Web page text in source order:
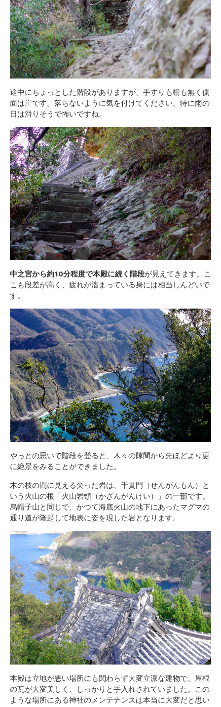
途中にちょっとした階段がありますが、手すりも柵も無く側
面は崖です。落ちないように気を付けてください。特に雨の
日は滑りそうで怖いですね。
中之宮から約10分程度で本殿に続く階段が見えてきます。こ
こも段差が高く、疲れが溜まっている身には相当しんどいで
す。
やっとの思いで階段を登ると、木々の隙間から先ほどより更
に絶景をみることができました。
木の枝の間に見える尖った岩は、千貫門（せんがんもん）と
いう火山の根「火山岩頸（かざんがんけい）」の一部です。
烏帽子山と同じで、かつて海底火山の地下にあったマグマの
通り道が隆起して地表に姿を現した岩となります。
本殿は立地が悪い場所にも関わらず大変立派な建物で、屋根
の瓦が大変美しく、しっかりと手入れされていました。この
ような場所にある神社のメンテナンスは本当に大変だと思い